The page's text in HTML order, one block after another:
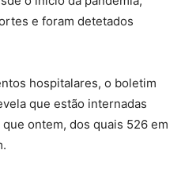
e foram detetados
hospitalares, o boletim
que estão internadas
ontem, dos quais 526 em